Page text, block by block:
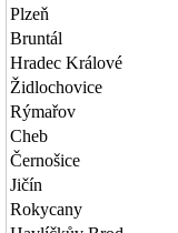
Plzeň
Bruntál
Hradec Králové
Židlochovice
Rýmařov
Cheb
Černošice
Jičín
Rokycany